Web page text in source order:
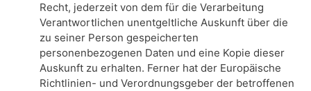
Recht, jederzeit von dem für die Verarbeitung
Verantwortlichen unentgeltliche Auskunft über die
zu seiner Person gespeicherten
personenbezogenen Daten und eine Kopie dieser
Auskunft zu erhalten. Ferner hat der Europäische
Richtlinien- und Verordnungsgeber der betroffenen